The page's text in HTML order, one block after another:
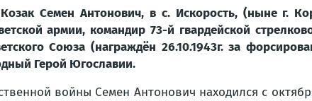
Семен Антонович, в с. Искорость, (ныне г.
армии, командир 73-й гвардейской
Союза (награждён 26.10.1943г. за
Герой Югославии.
войны Семен Антонович находился с